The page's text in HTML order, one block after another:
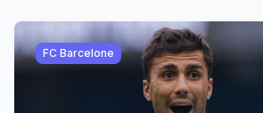
FC Barcelone